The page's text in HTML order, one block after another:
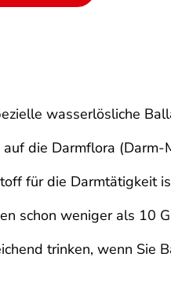
wasserlösliche
die Darmflora
für die Darmtätigkeit
schon weniger als 10
trinken, wenn Sie